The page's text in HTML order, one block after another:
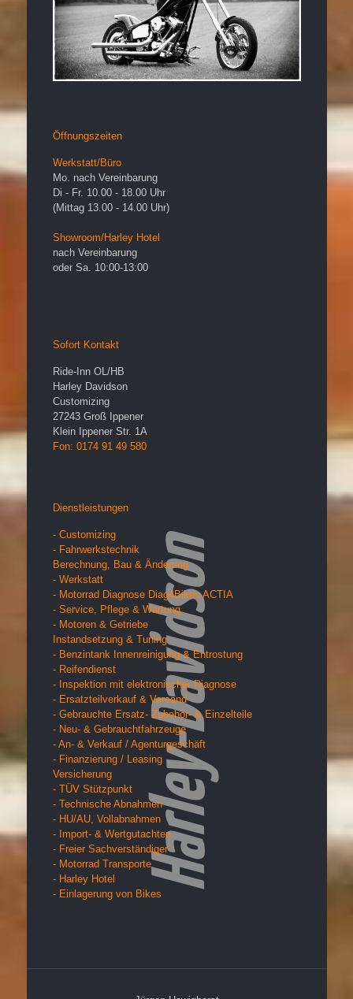
Öffnungszeiten
Werkstatt/Büro
Mo. nach Vereinbarung
Di - Fr. 10.00 - 18.00 Uhr
(Mittag 13.00 - 14.00 Uhr)
Showroom/Harley Hotel
nach Vereinbarung
oder Sa. 10:00-13:00
Sofort Kontakt
Ride-Inn OL/HB
Harley Davidson
Customizing
27243 Groß Ippener
Klein Ippener Str. 1A
Fon: 0174 91 49 580
Dienstleistungen
- Customizing
- Fahrwerkstechnik
Berechnung, Bau & Änderung
- Werkstatt
- Motorrad Diagnose Diag4Bikes ACTIA
- Service, Pflege & Wartung
- Motoren & Getriebe
Instandsetzung & Tuning
- Benzintank Innenreinigung & Entrostung
- Reifendienst
- Inspektion mit elektronischer Diagnose
- Ersatzteilverkauf & Versand
- Gebrauchte Ersatz- Zubehör- & Einzelteile
- Neu- & Gebrauchtfahrzeuge
- An- & Verkauf / Agenturgeschäft
- Finanzierung / Leasing
Versicherung
- TÜV Stützpunkt
- Technische Abnahmen
- HU/AU, Vollabnahmen
- Import- & Wertgutachten
- Freier Sachverständiger
- Motorrad Transporte
- Harley Hotel
- Einlagerung von Bikes